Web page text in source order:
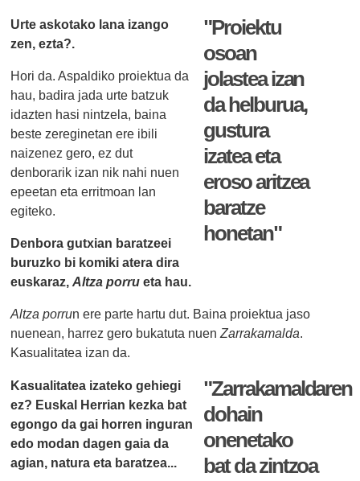
"Proiektu
osoan
jolastea izan
da helburua,
gustura
izatea eta
eroso aritzea
baratze
honetan"
Urte askotako lana izango
zen, ezta?.
Hori da. Aspaldiko proiektua da
hau, badira jada urte batzuk
idazten hasi nintzela, baina
beste zereginetan ere ibili
naizenez gero, ez dut
denborarik izan nik nahi nuen
epeetan eta erritmoan lan
egiteko.
Denbora gutxian baratzeei
buruzko bi komiki atera dira
euskaraz,Altza porru eta hau.
Altza porrun ere parte hartu dut. Baina proiektua jaso
nuenean, harrez gero bukatuta nuenZarrakamalda.
Kasualitatea izan da.
"Zarrakamaldaren
dohain
onenetako
bat da zintzoa
Kasualitatea izateko gehiegi
ez? Euskal Herrian kezka bat
egongo da gai horren inguran
edo modan dagen gaia da
agian, natura eta baratzea...